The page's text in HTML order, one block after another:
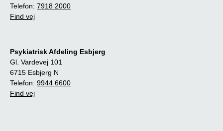
Telefon: 7918 2000
Find vej
Psykiatrisk Afdeling Esbjerg
Gl. Vardevej 101
6715 Esbjerg N
Telefon: 9944 6600
Find vej